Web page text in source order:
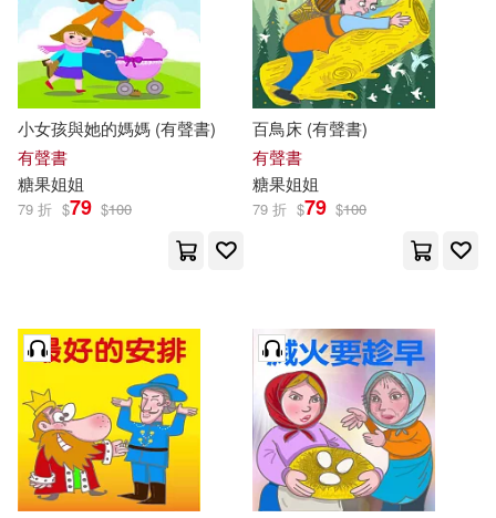
小女孩與她的媽媽 (有聲書)
有聲書
糖果姐姐
79 折 $79 $100
百鳥床 (有聲書)
有聲書
糖果姐姐
79 折 $79 $100